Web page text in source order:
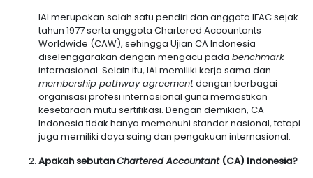
IAI merupakan salah satu pendiri dan anggota IFAC sejak
tahun 1977 serta anggota Chartered Accountants
Worldwide (CAW), sehingga Ujian CA Indonesia
diselenggarakan dengan mengacu pada benchmark
internasional. Selain itu, IAI memiliki kerja sama dan
membership pathway agreementdengan berbagai
organisasi profesi internasional guna memastikan
kesetaraan mutu sertifikasi. Dengan demikian, CA
Indonesia tidak hanya memenuhi standar nasional, tetapi
juga memiliki daya saing dan pengakuan internasional.
Apakah sebutanChartered Accountant(CA) Indonesia?